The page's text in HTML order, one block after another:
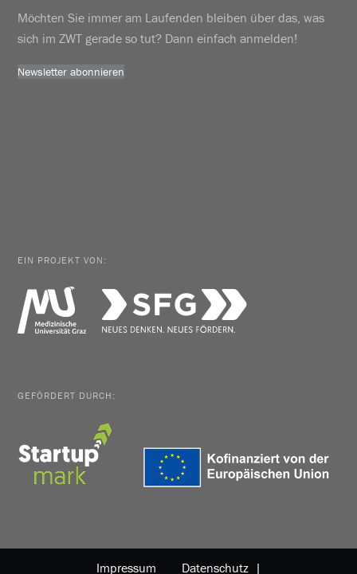
Möchten Sie immer am Laufenden bleiben über das, was
sich im ZWT gerade so tut? Dann einfach anmelden!
Newsletter abonnieren
EIN PROJEKT VON:
GEFÖRDERT DURCH:
Impressum Datenschutz |